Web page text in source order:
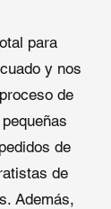
Nos
estable, en
y en
y
para
y nos
de
de
de
Además,